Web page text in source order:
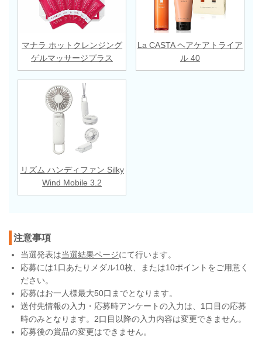
マナラ ホットクレンジング
ゲルマッサージプラス
La CASTA ヘアケアトライア
ル 40
リズム ハンディファン Silky
Wind Mobile 3.2
注意事項
当選発表は当選結果ページにて行います。
応募には1口あたりメダル10枚、または10ポイントをご用意く
ださい。
応募はお一人様最大50口までとなります。
送付先情報の入力・応募時アンケートの入力は、1口目の応募
時のみとなります。2口目以降の入力内容は変更できません。
応募後の賞品の変更はできません。